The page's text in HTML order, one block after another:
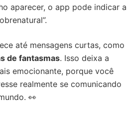
aparecer, o app pode indicar a
até mensagens curtas, como
de fantasmas. Isso deixa a
emocionante, porque você
realmente se comunicando
👀